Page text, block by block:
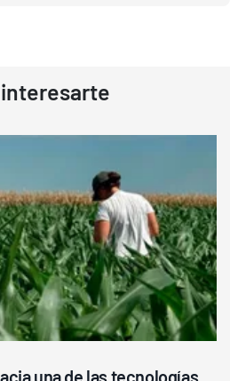
una de las tecnologías